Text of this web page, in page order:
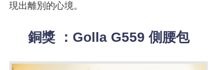
現出離別的心境。
銅獎 ：Golla G559 側腰包